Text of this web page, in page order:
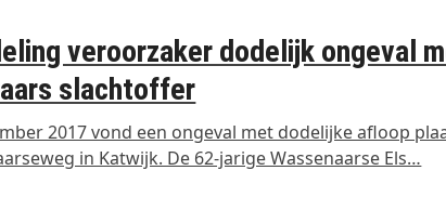
veroorzaker dodelijk ongeval
slachtoffer
2017 vond een ongeval met dodelijke afloop
in Katwijk. De 62-jarige Wassenaarse Els…